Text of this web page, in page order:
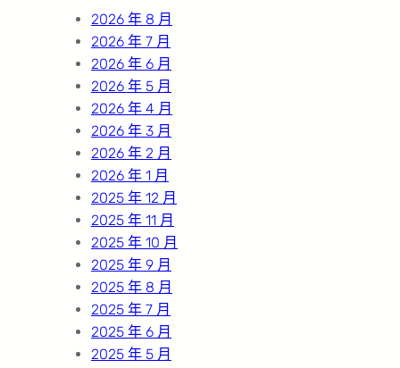
2026 年 8 月
2026 年 7 月
2026 年 6 月
2026 年 5 月
2026 年 4 月
2026 年 3 月
2026 年 2 月
2026 年 1 月
2025 年 12 月
2025 年 11 月
2025 年 10 月
2025 年 9 月
2025 年 8 月
2025 年 7 月
2025 年 6 月
2025 年 5 月